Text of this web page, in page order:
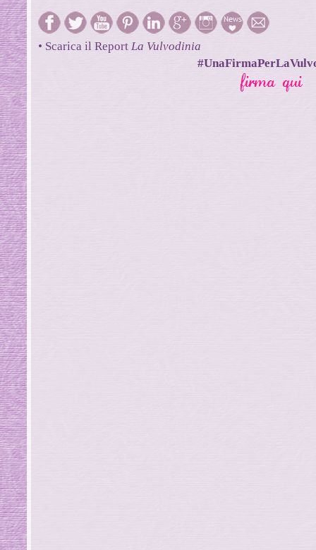
• Scarica il Report La Vulvodinia